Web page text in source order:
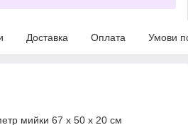
Доставка Оплата Умови
мийки 67 х 50 х 20 см